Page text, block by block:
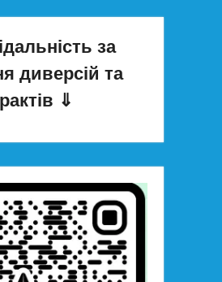
за
диверсій та
⇓